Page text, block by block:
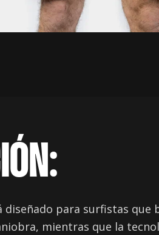
diseñado para surfistas
mientras que la